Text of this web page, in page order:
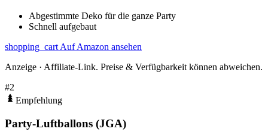
Abgestimmte Deko für die ganze Party
Schnell aufgebaut
shopping_cart Auf Amazon ansehen
Anzeige · Affiliate-Link. Preise & Verfügbarkeit können abweichen.
#2
Empfehlung
Party-Luftballons (JGA)